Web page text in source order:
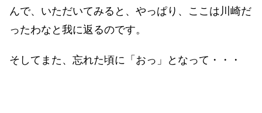
んで、いただいてみると、やっぱり、ここは川崎だ
ったわなと我に返るのです。
そしてまた、忘れた頃に「おっ」となって・・・